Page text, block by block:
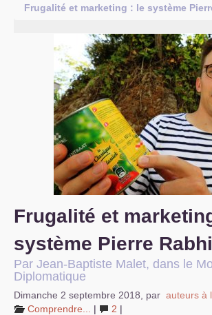
Internationale
S’organiser
Comprendre...
Vie du site
Frugalité et marketing : le système
Frugalité et
système Pierre Rabhi
Par Jean-Baptiste Malet, dans le
Diplomatique
Dimanche 2 septembre 2018 par auteurs à
Comprendre...
| 2 |